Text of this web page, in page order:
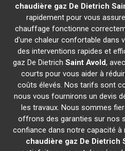
chaudière gaz De Dietrich
rapidement pour vous
chauffage fonctionne
d'une chaleur confortable dans
des interventions rapides et
gaz De DietrichSaint Avold,
courts pour vous aider à
coûts élevés. Nos tarifs sont
nous vous fournirons un devis
les travaux. Nous sommes
offrons des garanties sur nos
confiance dans notre capacité
chaudière gaz De Dietrich